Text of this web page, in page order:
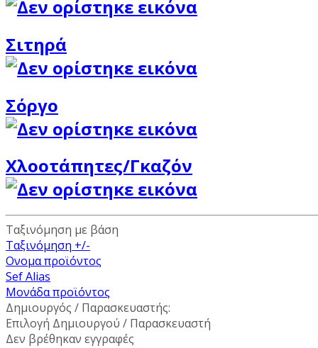
Σιτηρά
Σόργο
Χλοοτάπητες/Γκαζόν
Ταξινόμηση με βάση
Ταξινόμηση +/-
Ονομα προϊόντος
Sef Alias
Μονάδα προϊόντος
Δημιουργός / Παρασκευαστής:
Επιλογή Δημιουργού / Παρασκευαστή
Δεν βρέθηκαν εγγραφές